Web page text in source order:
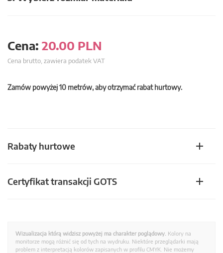
Cena: 20.00 PLN
Cena brutto, zawiera podatek VAT
Zamów powyżej 10 metrów, aby otrzymać rabat hurtowy.
Rabaty hurtowe
Certyfikat transakcji GOTS
Wizualizacja którą widzisz powyżej ma charakter poglądowy. Kolory na
monitorze mogą różnić się od tych na wydruku. Niektóre przeglądarki mają
problem z interpretacją kolorów zapisanych w profilu CMYK. Nie możemy